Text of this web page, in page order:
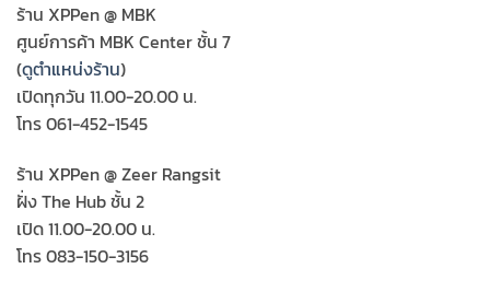
ร้าน XPPen @ MBK
ศูนย์การค้า MBK Center ชั้น 7
(ดูตำแหน่งร้าน)
เปิดทุกวัน 11.00-20.00 น.
โทร 061-452-1545
ร้าน XPPen @ Zeer Rangsit
ฝั่ง The Hub ชั้น 2
เปิด 11.00-20.00 น.
โทร 083-150-3156